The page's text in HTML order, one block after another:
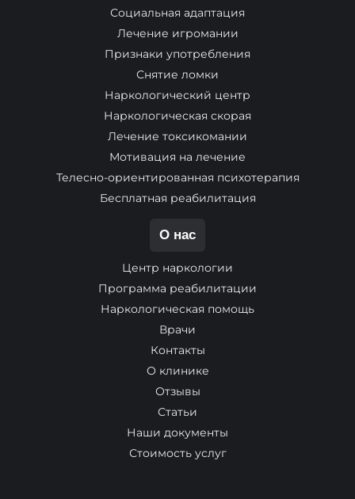
Социальная адаптация
Лечение игромании
Признаки употребления
Снятие ломки
Наркологический центр
Наркологическая скорая
Лечение токсикомании
Мотивация на лечение
Телесно-ориентированная психотерапия
Бесплатная реабилитация
О нас
Центр наркологии
Программа реабилитации
Наркологическая помощь
Врачи
Контакты
О клинике
Отзывы
Статьи
Наши документы
Стоимость услуг